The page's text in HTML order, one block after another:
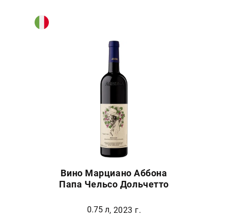
Вино Марциано Аббона
Папа Чельсо Дольчетто
0.75 л, 2023 г.